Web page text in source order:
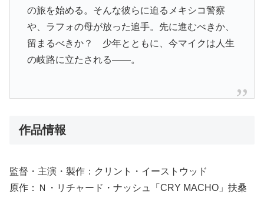
の旅を始める。そんな彼らに迫るメキシコ警察
や、ラフォの母が放った追手。先に進むべきか、
留まるべきか？ 少年とともに、今マイクは人生
の岐路に立たされる――。
作品情報
監督・主演・製作：クリント・イーストウッド
原作：Ｎ・リチャード・ナッシュ「CRY MACHO」扶桑